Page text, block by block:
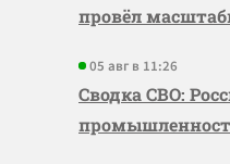
провёл
05 авг в 11:26
Сводка СВО: